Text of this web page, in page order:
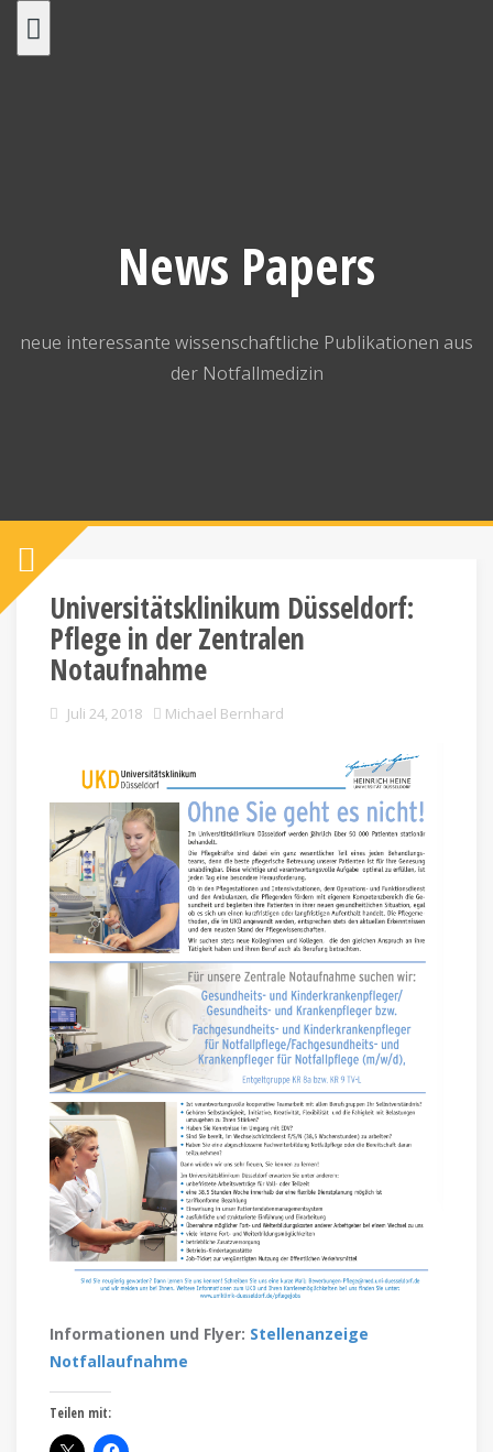
News Papers
neue interessante wissenschaftliche Publikationen aus
der Notfallmedizin
Universitätsklinikum Düsseldorf:
Pflege in der Zentralen
Notaufnahme
Juli 24, 2018 Michael Bernhard
Informationen und Flyer: Stellenanzeige
Notfallaufnahme
Teilen mit: